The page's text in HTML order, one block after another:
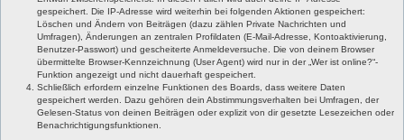
gespeichert. Die IP-Adresse wird weiterhin bei folgenden Aktionen gespeichert:
Löschen und Ändern von Beiträgen (dazu zählen Private Nachrichten und
Umfragen), Änderungen an zentralen Profildaten (E-Mail-Adresse, Kontoaktivierung,
Benutzer-Passwort) und gescheiterte Anmeldeversuche. Die von deinem Browser
übermittelte Browser-Kennzeichnung (User Agent) wird nur in der „Wer ist online?“-
Funktion angezeigt und nicht dauerhaft gespeichert.
Schließlich erfordern einzelne Funktionen des Boards, dass weitere Daten
gespeichert werden. Dazu gehören dein Abstimmungsverhalten bei Umfragen, der
Gelesen-Status von deinen Beiträgen oder explizit von dir gesetzte Lesezeichen oder
Benachrichtigungsfunktionen.